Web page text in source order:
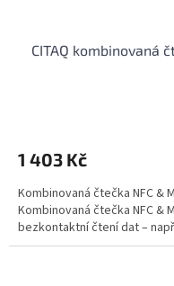
CITAQ kombinovaná
1 403 Kč
Kombinovaná čtečka NFC &
Kombinovaná čtečka NFC &
bezkontaktní čtení dat –